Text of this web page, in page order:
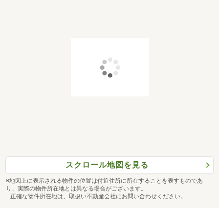
スクロール地図を見る
※地図上に表示される物件の位置は付近住所に所在することを表すものであ
り、実際の物件所在地とは異なる場合がございます。
正確な物件所在地は、取扱い不動産会社にお問い合わせください。